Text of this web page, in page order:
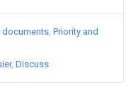
documents Priority and
Discuss